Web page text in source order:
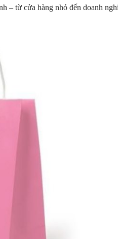
– từ cửa hàng nhỏ đến doanh